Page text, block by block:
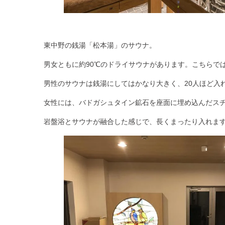
東中野の銭湯「松本湯」のサウナ。
男女ともに約90℃のドライサウナがあります。こちらで
男性のサウナは銭湯にしてはかなり大きく、20人ほど入
女性には、 バドガシュタイン鉱石を座面に埋め込んだス
岩盤浴とサウナが融合した感じで、長くまったり入れま